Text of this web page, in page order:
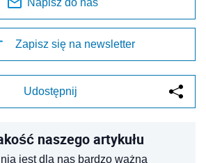
Napisz do nas
Zapisz się na newsletter
Udostępnij
naszego artykułu
jest dla nas bardzo ważna